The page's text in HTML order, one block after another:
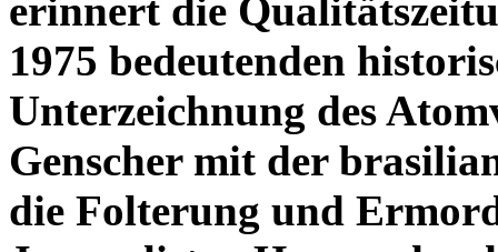
erinnert die
1975 bedeutenden
Unterzeichnung des
Genscher mit der
die Folterung und